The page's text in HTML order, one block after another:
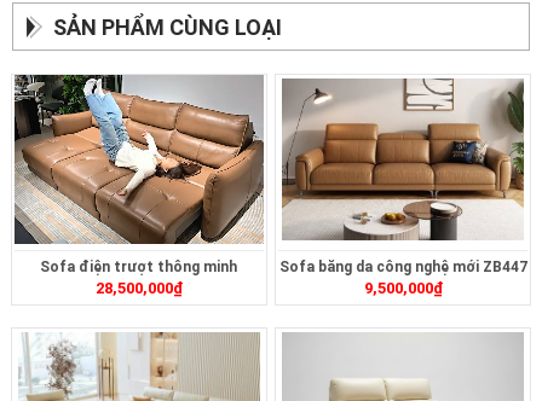
SẢN PHẨM CÙNG LOẠI
Sofa điện trượt thông minh
ZT2628
28,500,000₫
Sofa băng da công nghệ mới ZB447
9,500,000₫